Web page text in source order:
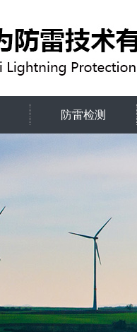
防雷检测